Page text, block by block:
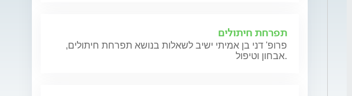
תפרחת חיתולים
פרופ' דני בן אמיתי ישיב לשאלות בנושא תפרחת חיתולים,
אבחון וטיפול.